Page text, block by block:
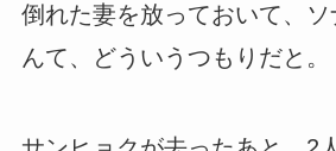
倒れた妻を放っておいて、
んて、どういうつもりだと。